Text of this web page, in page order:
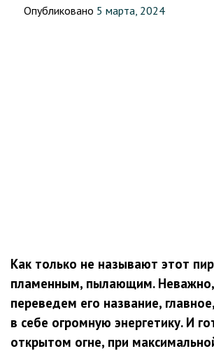
Опубликовано 5 марта, 2024
Как только не называют этот
пламенным, пылающим.
переведем его название,
в себе огромную энергетику. И
открытом огне, при